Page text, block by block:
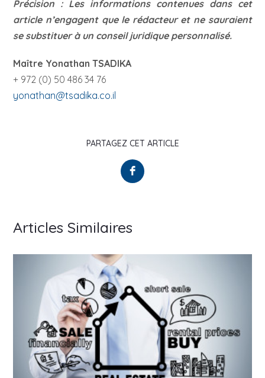
Précision : Les informations contenues dans cet
article n’engagent que le rédacteur et ne sauraient
se substituer à un conseil juridique personnalisé.
Maître Yonathan TSADIKA
+ 972 (0) 50 486 34 76
yonathan@tsadika.co.il
PARTAGEZ CET ARTICLE
Articles Similaires